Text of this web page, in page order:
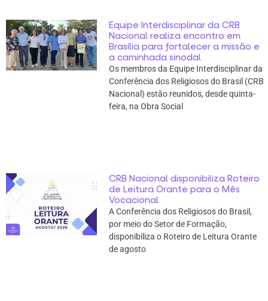
Equipe Interdisciplinar da CRB
Nacional realiza encontro em
Brasília para fortalecer a missão e
a caminhada sinodal
Os membros da Equipe Interdisciplinar da
Conferência dos Religiosos do Brasil (CRB
Nacional) estão reunidos, desde quinta-
feira, na Obra Social
CRB Nacional disponibiliza Roteiro
de Leitura Orante para o Mês
Vocacional
A Conferência dos Religiosos do Brasil,
por meio do Setor de Formação,
disponibiliza o Roteiro de Leitura Orante
de agosto